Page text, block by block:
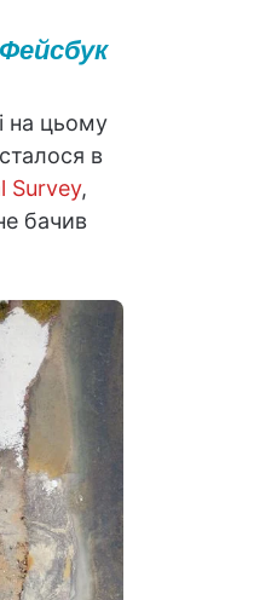
Фейсбук
на цьому
в
Survey,
бачив